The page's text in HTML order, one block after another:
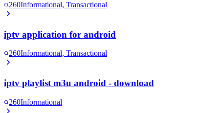
260Informational, Transactional
iptv application for android
260Informational, Transactional
iptv playlist m3u android - download
260Informational